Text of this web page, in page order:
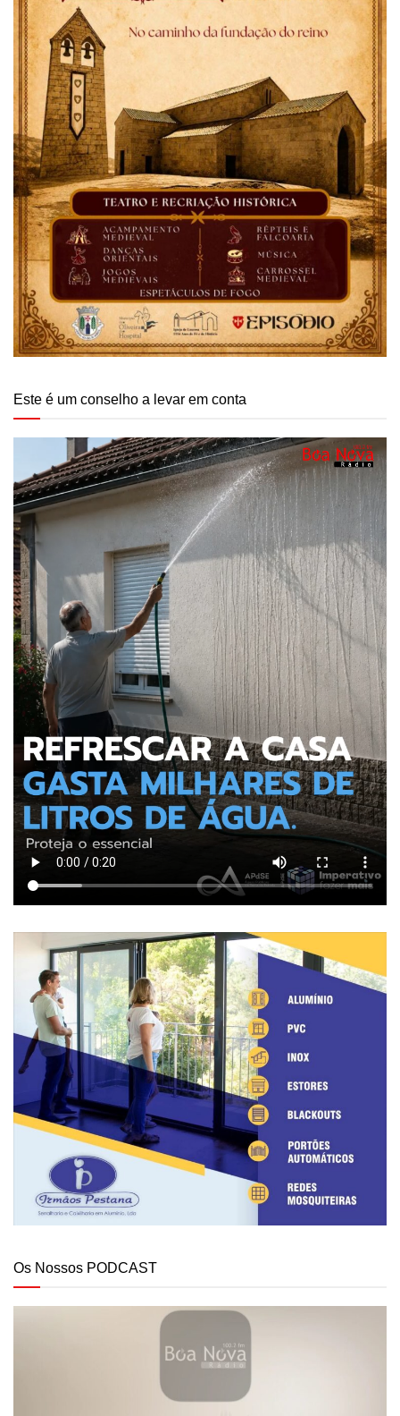
Este é um conselho a levar em conta
Os Nossos PODCAST